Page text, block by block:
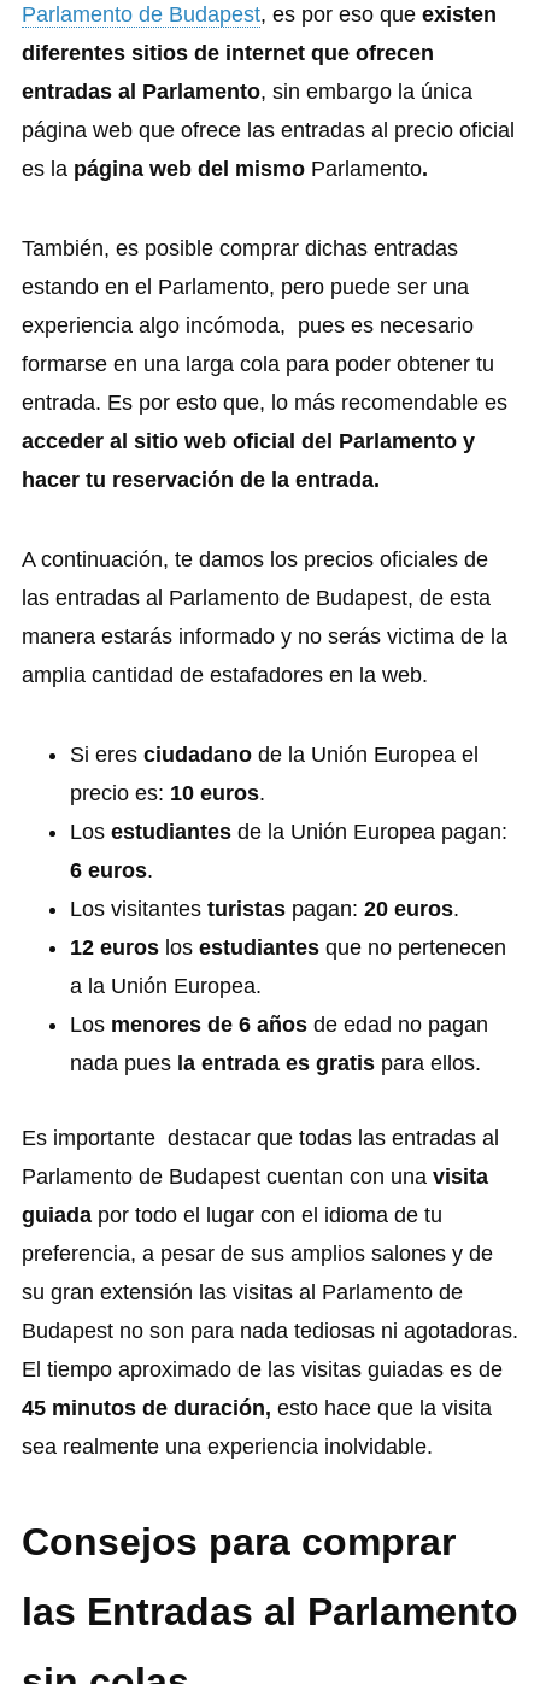
Parlamento de Budapest, es por eso que existen
diferentes sitios de internet que ofrecen
entradas al Parlamento, sin embargo la única
página web que ofrece las entradas al precio oficial
es la página web del mismo Parlamento.
También, es posible comprar dichas entradas
estando en el Parlamento, pero puede ser una
experiencia algo incómoda, pues es necesario
formarse en una larga cola para poder obtener tu
entrada. Es por esto que, lo más recomendable es
acceder al sitio web oficial del Parlamento y
hacer tu reservación de la entrada.
A continuación, te damos los precios oficiales de
las entradas al Parlamento de Budapest, de esta
manera estarás informado y no serás victima de la
amplia cantidad de estafadores en la web.
Si eres ciudadano de la Unión Europea el
precio es: 10 euros.
Los estudiantes de la Unión Europea pagan:
6 euros.
Los visitantes turistas pagan: 20 euros.
12 euros los estudiantes que no pertenecen
a la Unión Europea.
Los menores de 6 años de edad no pagan
nada pues la entrada es gratis para ellos.
Es importante destacar que todas las entradas al
Parlamento de Budapest cuentan con una visita
guiada por todo el lugar con el idioma de tu
preferencia, a pesar de sus amplios salones y de
su gran extensión las visitas al Parlamento de
Budapest no son para nada tediosas ni agotadoras.
El tiempo aproximado de las visitas guiadas es de
45 minutos de duración, esto hace que la visita
sea realmente una experiencia inolvidable.
Consejos para comprar
las Entradas al Parlamento